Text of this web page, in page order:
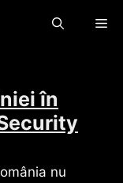
în
nu